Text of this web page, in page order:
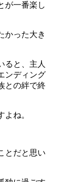
が一番楽し
かった大き
ると、主人
ンディング
との絆で終
ね。
とだと思い